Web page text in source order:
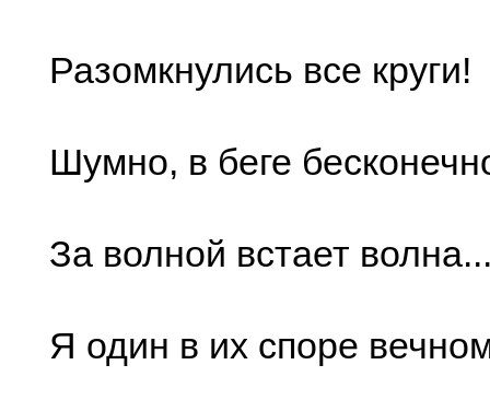
Разомкнулись все круги!
Шумно, в беге
За волной встает
Я один в их споре